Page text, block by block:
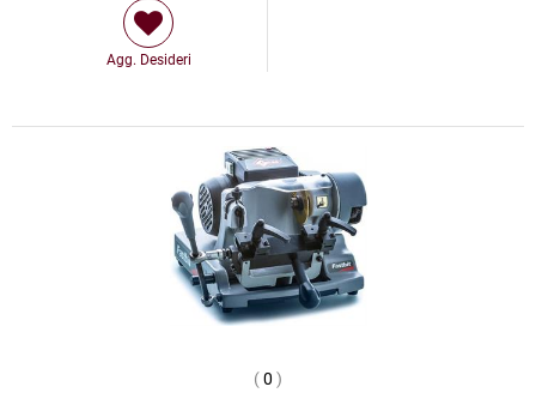
Agg. Desideri
(0 )